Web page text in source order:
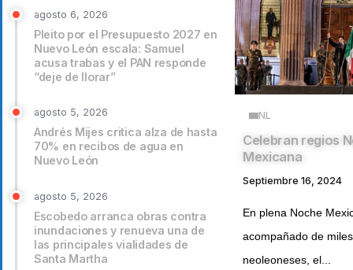
agosto 6, 2026
Pleito por el Presupuesto 2027 en
Nuevo León escala: Samuel
acusa trabas y el PAN responde
“deje de llorar”
agosto 5, 2026
Andrés Mijes critica alza de hasta
70% en recibos de agua en
Nuevo León
agosto 5, 2026
Escobedo arranca obras contra
inundaciones y renueva una de
las principales vialidades de
Santa Martha
NL
Celebran regios
Mexicana
Septiembre 16, 2024
En plena Noche
acompañado de
neoleoneses, el...